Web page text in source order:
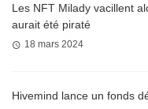
Les NFT Milady vacillent
aurait été piraté
18 mars 2024
Hivemind lance un fonds